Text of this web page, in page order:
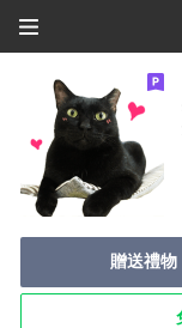
贈送禮物